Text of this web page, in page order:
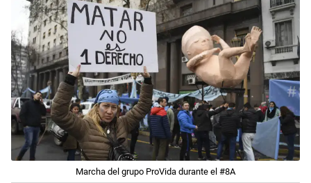
Marcha del grupo ProVida durante el #8A